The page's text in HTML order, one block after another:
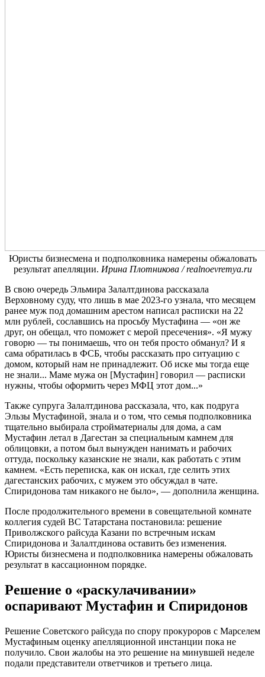
Юристы бизнесмена и подполковника намерены обжаловать
результат апелляции. Ирина Плотникова / realnoevremya.ru
В свою очередь Эльмира Залалтдинова рассказала
Верховному суду, что лишь в мае 2023-го узнала, что месяцем
ранее муж под домашним арестом написал расписки на 22
млн рублей, сославшись на просьбу Мустафина — «он же
друг, он обещал, что поможет с мерой пресечения». «Я мужу
говорю — ты понимаешь, что он тебя просто обманул? И я
сама обратилась в ФСБ, чтобы рассказать про ситуацию с
домом, который нам не принадлежит. Об иске мы тогда еще
не знали... Маме мужа он [Мустафин] говорил — расписки
нужны, чтобы оформить через МФЦ этот дом...»
Также супруга Залалтдинова рассказала, что, как подруга
Эльзы Мустафиной, знала и о том, что семья подполковника
тщательно выбирала стройматериалы для дома, а сам
Мустафин летал в Дагестан за специальным камнем для
облицовки, а потом был вынужден нанимать и рабочих
оттуда, поскольку казанские не знали, как работать с этим
камнем. «Есть переписка, как он искал, где селить этих
дагестанских рабочих, с мужем это обсуждал в чате.
Спиридонова там никакого не было», — дополнила женщина.
После продолжительного времени в совещательной комнате
коллегия судей ВС Татарстана постановила: решение
Приволжского райсуда Казани по встречным искам
Спиридонова и Залалтдинова оставить без изменения.
Юристы бизнесмена и подполковника намерены обжаловать
результат в кассационном порядке.
Решение о «раскулачивании»
оспаривают Мустафин и Спиридонов
Решение Советского райсуда по спору прокуроров с Марселем
Мустафиным оценку апелляционной инстанции пока не
получило. Свои жалобы на это решение на минувшей неделе
подали представители ответчиков и третьего лица.